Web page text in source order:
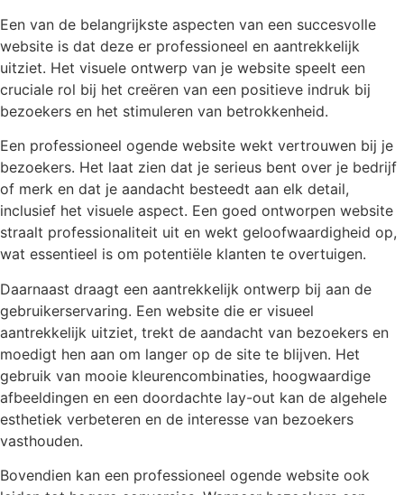
Een van de belangrijkste aspecten van een succesvolle
website is dat deze er professioneel en aantrekkelijk
uitziet. Het visuele ontwerp van je website speelt een
cruciale rol bij het creëren van een positieve indruk bij
bezoekers en het stimuleren van betrokkenheid.
Een professioneel ogende website wekt vertrouwen bij je
bezoekers. Het laat zien dat je serieus bent over je bedrijf
of merk en dat je aandacht besteedt aan elk detail,
inclusief het visuele aspect. Een goed ontworpen website
straalt professionaliteit uit en wekt geloofwaardigheid op,
wat essentieel is om potentiële klanten te overtuigen.
Daarnaast draagt een aantrekkelijk ontwerp bij aan de
gebruikerservaring. Een website die er visueel
aantrekkelijk uitziet, trekt de aandacht van bezoekers en
moedigt hen aan om langer op de site te blijven. Het
gebruik van mooie kleurencombinaties, hoogwaardige
afbeeldingen en een doordachte lay-out kan de algehele
esthetiek verbeteren en de interesse van bezoekers
vasthouden.
Bovendien kan een professioneel ogende website ook